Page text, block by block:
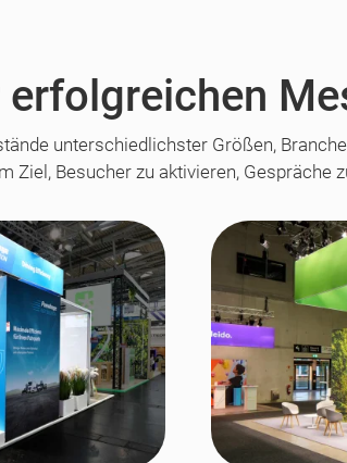
erfolgreichen
unterschiedlichster Größen,
Ziel, Besucher zu aktivieren, Gespräche